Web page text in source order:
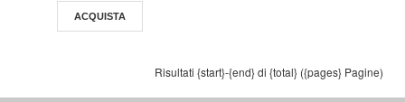
ACQUISTA
Risultati {start}-{end} di {total} ({pages} Pagine)